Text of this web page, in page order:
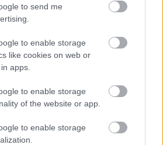
to send me
to enable storage
like cookies on web or
apps.
to enable storage
of the website or app.
to enable storage
(@FabrizioRomano)
A szövetség tárgyalt Julian
megegyezniük a tréner
csapatnál "csak" 4 millió
évente, míg a bajoroknál 7 millió
Nagelsmann még